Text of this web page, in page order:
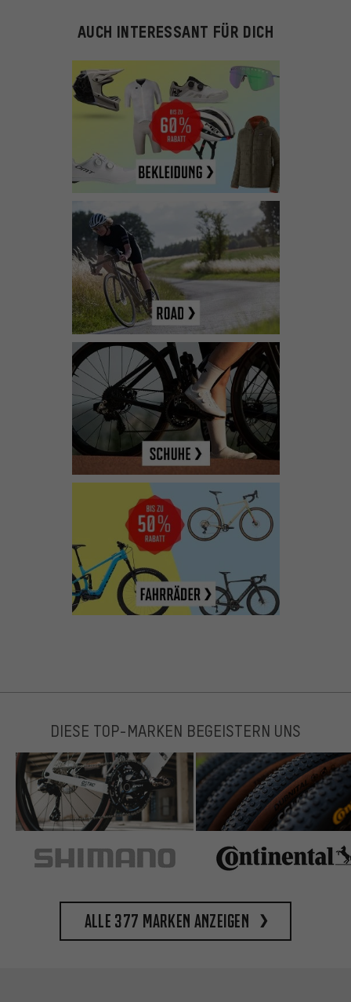
AUCH INTERESSANT FÜR DICH
DIESE TOP-MARKEN BEGEISTERN UNS
Alle 377 Marken anzeigen